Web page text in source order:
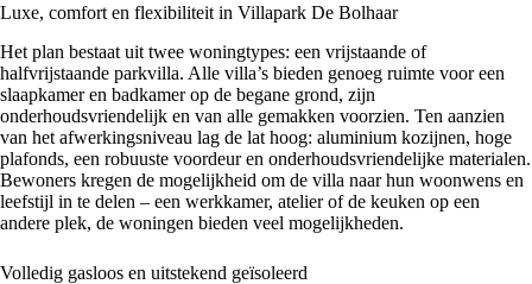
Luxe, comfort en flexibiliteit in Villapark De Bolhaar
Het plan bestaat uit twee woningtypes: een vrijstaande of
halfvrijstaande parkvilla. Alle villa’s bieden genoeg ruimte voor een
slaapkamer en badkamer op de begane grond, zijn
onderhoudsvriendelijk en van alle gemakken voorzien. Ten aanzien
van het afwerkingsniveau lag de lat hoog: aluminium kozijnen, hoge
plafonds, een robuuste voordeur en onderhoudsvriendelijke materialen.
Bewoners kregen de mogelijkheid om de villa naar hun woonwens en
leefstijl in te delen – een werkkamer, atelier of de keuken op een
andere plek, de woningen bieden veel mogelijkheden.
Volledig gasloos en uitstekend geïsoleerd